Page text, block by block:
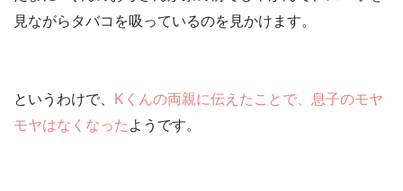
見ながらタバコを吸っているのを見かけます。
というわけで、 K くんの両親に伝えたことで、息子のモヤ
モヤはなくなった ようです。